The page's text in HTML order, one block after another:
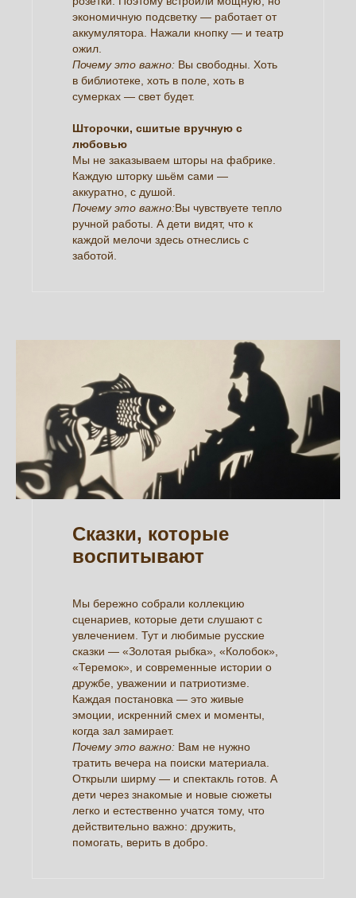
экономичную подсветку — работает от
аккумулятора. Нажали кнопку — и театр
ожил.
Почему это важно: Вы свободны. Хоть
в библиотеке, хоть в поле, хоть в
сумерках — свет будет.
Шторочки, сшитые вручную с
любовью
Мы не заказываем шторы на фабрике.
Каждую шторку шьём сами —
аккуратно, с душой.
Почему это важно:Вы чувствуете тепло
ручной работы. А дети видят, что к
каждой мелочи здесь отнеслись с
заботой.
Сказки, которые
воспитывают
Мы бережно собрали коллекцию
сценариев, которые дети слушают с
увлечением. Тут и любимые русские
сказки — «Золотая рыбка», «Колобок»,
«Теремок», и современные истории о
дружбе, уважении и патриотизме.
Каждая постановка — это живые
эмоции, искренний смех и моменты,
когда зал замирает.
Почему это важно: Вам не нужно
тратить вечера на поиски материала.
Открыли ширму — и спектакль готов. А
дети через знакомые и новые сюжеты
легко и естественно учатся тому, что
действительно важно: дружить,
помогать, верить в добро.